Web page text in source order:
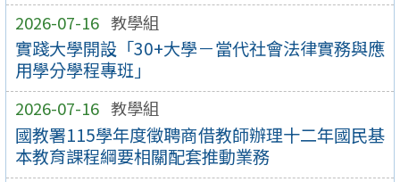
2026-07-16 教學組
實踐大學開設「30+大學－當代社會法律實務與應
用學分學程專班」
2026-07-16 教學組
國教署115學年度徵聘商借教師辦理十二年國民基
本教育課程綱要相關配套推動業務